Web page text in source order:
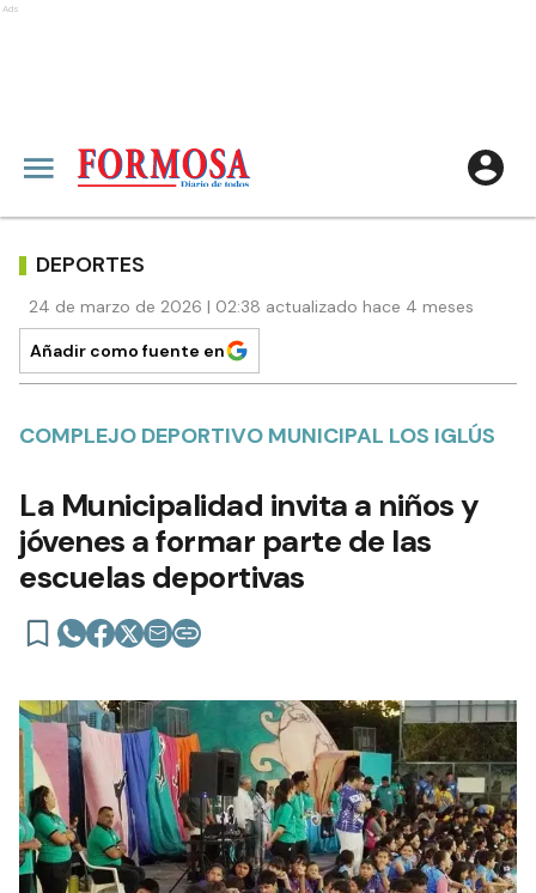
Ads
DEPORTES
24 de marzo de 2026 | 02:38 actualizado hace 4 meses
Añadir como fuente en
COMPLEJO DEPORTIVO MUNICIPAL LOS IGLÚS
La Municipalidad invita a niños y
jóvenes a formar parte de las
escuelas deportivas